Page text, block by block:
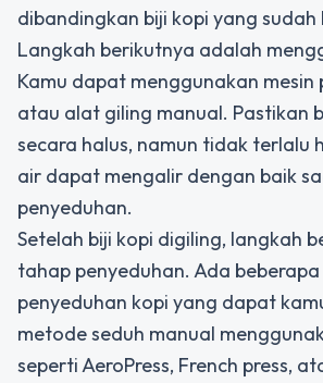
dibandingkan biji kopi yang sudah
Langkah berikutnya adalah
Kamu dapat menggunakan mesin
atau alat giling manual. Pastikan
secara halus, namun tidak terlalu
air dapat mengalir dengan baik
penyeduhan.
Setelah biji kopi digiling, langkah
tahap penyeduhan. Ada
penyeduhan kopi yang dapat
metode seduh manual
seperti AeroPress, French press,